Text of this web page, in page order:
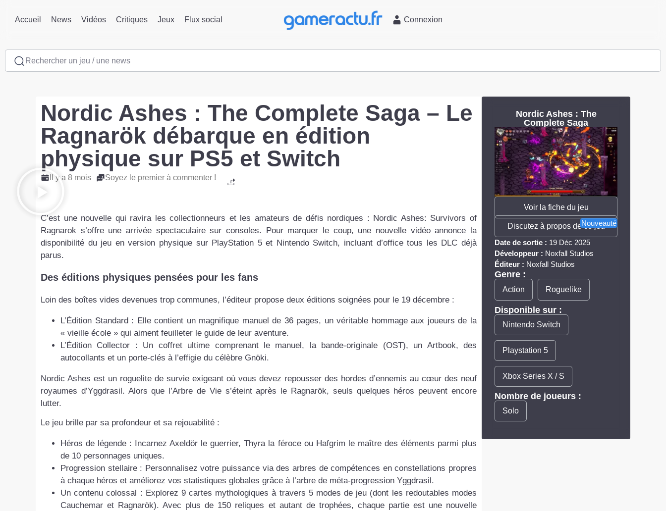
Accueil News Vidéos Critiques Jeux Flux social Connexion
Rechercher un jeu / une news
Nordic Ashes : The Complete Saga – Le
Ragnarök débarque en édition
physique sur PS5 et Switch
Il y a 8 mois Soyez le premier à commenter !
C’est une nouvelle qui ravira les collectionneurs et les amateurs de défis nordiques : Nordic Ashes: Survivors of
Ragnarok s’offre une arrivée spectaculaire sur consoles. Pour marquer le coup, une nouvelle vidéo annonce la
disponibilité du jeu en version physique sur PlayStation 5 et Nintendo Switch, incluant d’office tous les DLC déjà
parus.
Des éditions physiques pensées pour les fans
Loin des boîtes vides devenues trop communes, l’éditeur propose deux éditions soignées pour le 19 décembre :
L’Édition Standard : Elle contient un magnifique manuel de 36 pages, un véritable hommage aux joueurs de la
« vieille école » qui aiment feuilleter le guide de leur aventure.
L’Édition Collector : Un coffret ultime comprenant le manuel, la bande-originale (OST), un Artbook, des
autocollants et un porte-clés à l’effigie du célèbre Gnöki.
Nordic Ashes est un roguelite de survie exigeant où vous devez repousser des hordes d’ennemis au cœur des neuf
royaumes d’Yggdrasil. Alors que l’Arbre de Vie s’éteint après le Ragnarök, seuls quelques héros peuvent encore
lutter.
Le jeu brille par sa profondeur et sa rejouabilité :
Héros de légende : Incarnez Axeldör le guerrier, Thyra la féroce ou Hafgrim le maître des éléments parmi plus
de 10 personnages uniques.
Progression stellaire : Personnalisez votre puissance via des arbres de compétences en constellations propres
à chaque héros et améliorez vos statistiques globales grâce à l’arbre de méta-progression Yggdrasil.
Un contenu colossal : Explorez 9 cartes mythologiques à travers 5 modes de jeu (dont les redoutables modes
Cauchemar et Ragnarök). Avec plus de 150 reliques et autant de trophées, chaque partie est une nouvelle
Nordic Ashes : The
Complete Saga
Voir la fiche du jeu
Nouveauté
Discutez à propos de ce jeu
Date de sortie : 19 Déc 2025
Développeur : Noxfall Studios
Éditeur : Noxfall Studios
Genre :
Action Roguelike
Disponible sur :
Nintendo Switch
Playstation 5
Xbox Series X / S
Nombre de joueurs :
Solo